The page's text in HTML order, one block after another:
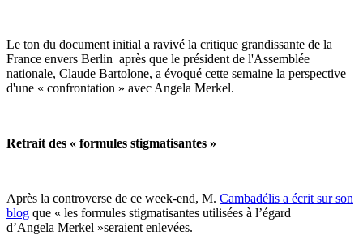
Le ton du document initial a ravivé la critique grandissante de la
France envers Berlin après que le président de l'Assemblée
nationale, Claude Bartolone, a évoqué cette semaine la perspective
d'une « confrontation » avec Angela Merkel.
Retrait des « formules stigmatisantes »
Après la controverse de ce week-end, M. Cambadélis a écrit sur son
blog que « les formules stigmatisantes utilisées à l’égard
d’Angela Merkel »seraient enlevées.